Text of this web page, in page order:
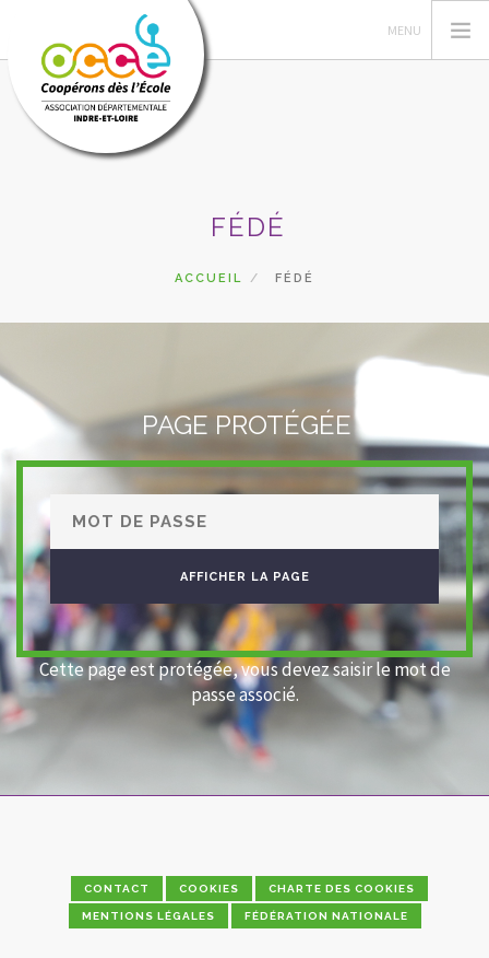
RECHERCHER
CONTACT
FÉDÉ
ACCUEIL FÉDÉ
PAGE PROTÉGÉE
Cette page est protégée, vous devez saisir le mot de
passe associé.
CONTACT COOKIES CHARTE DES COOKIES
MENTIONS LÉGALES FÉDÉRATION NATIONALE